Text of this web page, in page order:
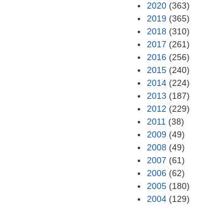
2020 (363)
2019 (365)
2018 (310)
2017 (261)
2016 (256)
2015 (240)
2014 (224)
2013 (187)
2012 (229)
2011 (38)
2009 (49)
2008 (49)
2007 (61)
2006 (62)
2005 (180)
2004 (129)